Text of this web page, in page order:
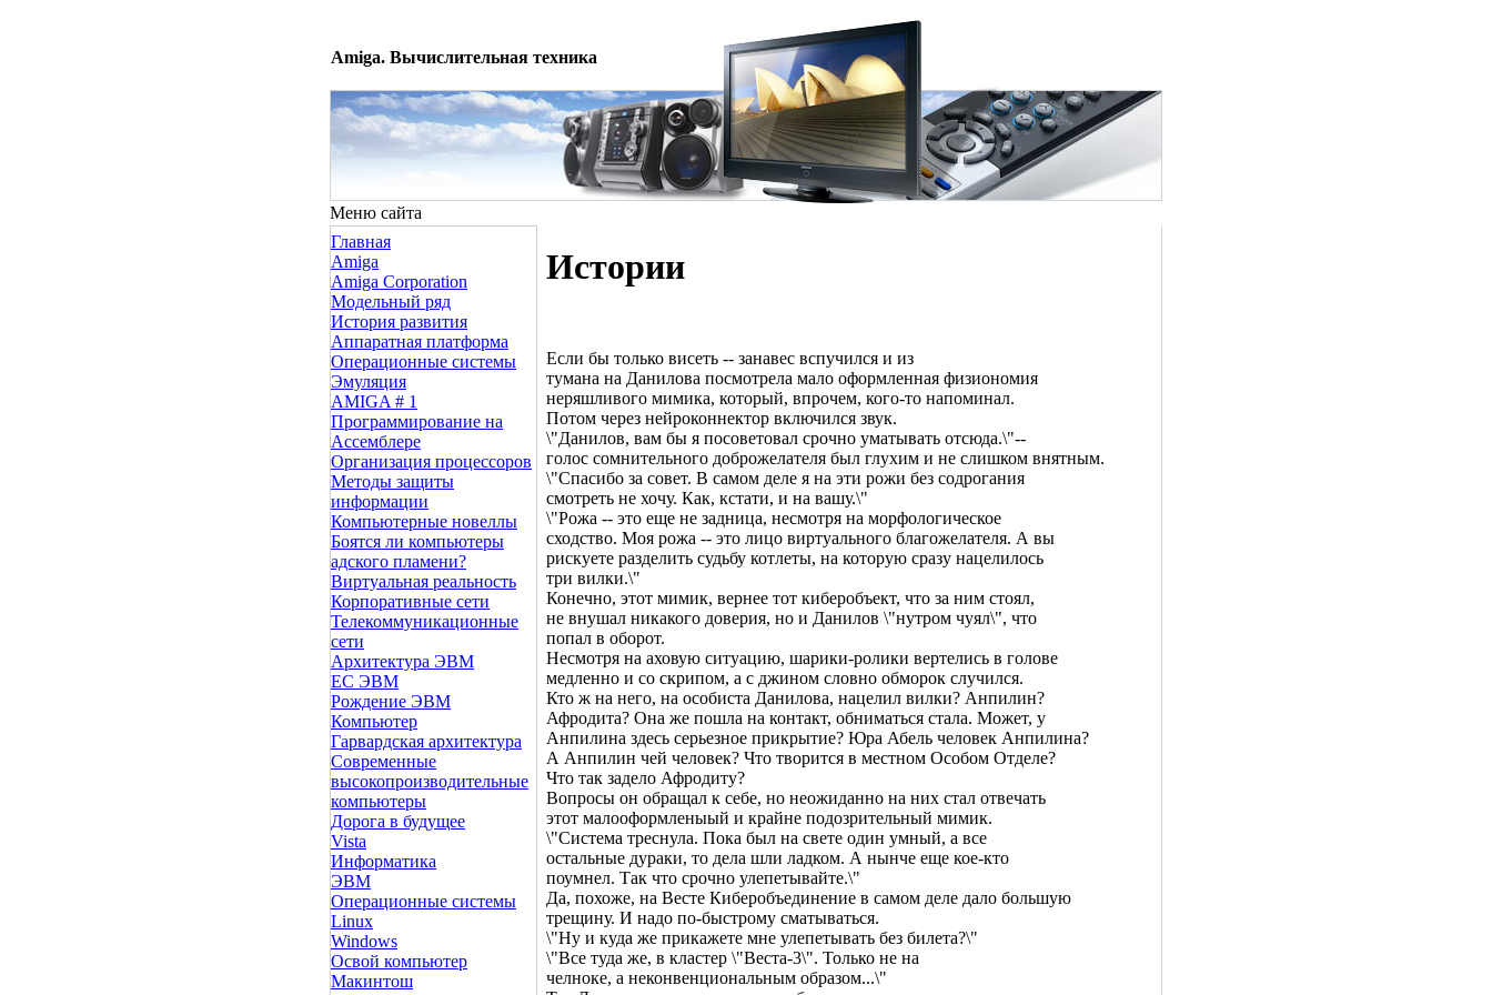
Amiga. Вычислительная техника
Меню сайта
Главная
Amiga
Amiga Corporation
Модельный ряд
История развития
Аппаратная платформа
Операционные системы
Эмуляция
AMIGA # 1
Программирование на
Ассемблере
Организация процессоров
Методы защиты
информации
Компьютерные новеллы
Боятся ли компьютеры
адского пламени?
Виртуальная реальность
Корпоративные сети
Телекоммуникационные
сети
Архитектура ЭВМ
ЕС ЭВМ
Рождение ЭВМ
Компьютер
Гарвардская архитектура
Современные
высокопроизводительные
компьютеры
Дорога в будущее
Vista
Инфоpматика
ЭВМ
Операционные системы
Linux
Windows
Освой компьютер
Макинтош
Истории
Если бы только висеть -- занавес вспучился и из
тумана на Данилова посмотрела мало оформленная физиономия
неряшливого мимика, который, впрочем, кого-то напоминал.
Потом через нейроконнектор включился звук.
\"Данилов, вам бы я посоветовал срочно уматывать отсюда.\"--
голос сомнительного доброжелателя был глухим и не слишком внятным.
\"Спасибо за совет. В самом деле я на эти рожи без содрогания
смотреть не хочу. Как, кстати, и на вашу.\"
\"Рожа -- это еще не задница, несмотря на морфологическое
сходство. Моя рожа -- это лицо виртуального благожелателя. А вы
рискуете разделить судьбу котлеты, на которую сразу нацелилось
три вилки.\"
Конечно, этот мимик, вернее тот киберобъект, что за ним стоял,
не внушал никакого доверия, но и Данилов \"нутром чуял\", что
попал в оборот.
Несмотря на аховую ситуацию, шарики-ролики вертелись в голове
медленно и со скрипом, а с джином словно обморок случился.
Кто ж на него, на особиста Данилова, нацелил вилки? Анпилин?
Афродита? Она же пошла на контакт, обниматься стала. Может, у
Анпилина здесь серьезное прикрытие? Юра Абель человек Анпилина?
А Анпилин чей человек? Что творится в местном Особом Отделе?
Что так задело Афродиту?
Вопросы он обращал к себе, но неожиданно на них стал отвечать
этот малооформленыый и крайне подозрительный мимик.
\"Система треснула. Пока был на свете один умный, а все
остальные дураки, то дела шли ладком. А нынче еще кое-кто
поумнел. Так что срочно улепетывайте.\"
Да, похоже, на Весте Киберобъединение в самом деле дало большую
трещину. И надо по-быстрому сматываться.
\"Ну и куда же прикажете мне улепетывать без билета?\"
\"Все туда же, в кластер \"Веста-3\". Только не на
челноке, а неконвенциональным образом...\"